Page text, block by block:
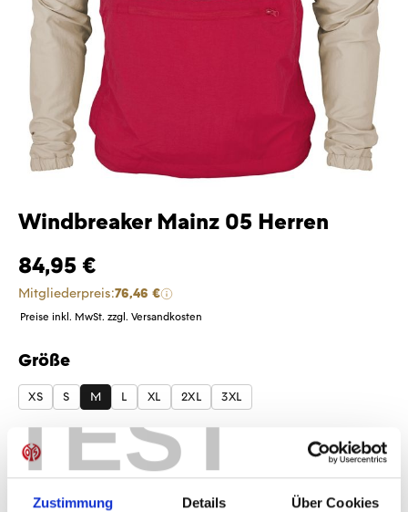
TEST
Zustimmung Details Über Cookies
Windbreaker Mainz 05 Herren
84,95 €
Mitgliederpreis:76,46 €
Preise inkl. MwSt. zzgl. Versandkosten
Größe
auswählen
XS S M L XL 2XL 3XL
Produkt Anzahl: Gib den gewünschten
Anzahl
Sofort verfügbar, Lieferzeit: 1-3 Tage